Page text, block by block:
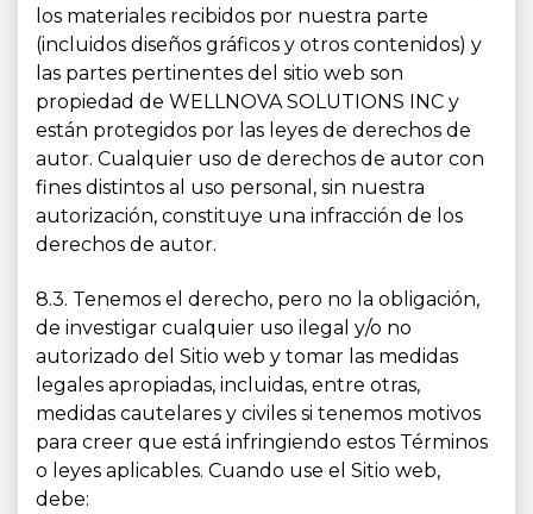
los materiales recibidos por nuestra parte
(incluidos diseños gráficos y otros contenidos) y
las partes pertinentes del sitio web son
propiedad de WELLNOVA SOLUTIONS INC y
están protegidos por las leyes de derechos de
autor. Cualquier uso de derechos de autor con
fines distintos al uso personal, sin nuestra
autorización, constituye una infracción de los
derechos de autor.
8.3. Tenemos el derecho, pero no la obligación,
de investigar cualquier uso ilegal y/o no
autorizado del Sitio web y tomar las medidas
legales apropiadas, incluidas, entre otras,
medidas cautelares y civiles si tenemos motivos
para creer que está infringiendo estos Términos
o leyes aplicables. Cuando use el Sitio web,
debe: